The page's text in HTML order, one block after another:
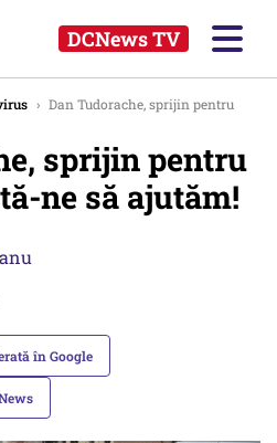
DCNews TV
› Dan Tudorache, sprijin pentru
sprijin pentru
ne să ajutăm!
în Google